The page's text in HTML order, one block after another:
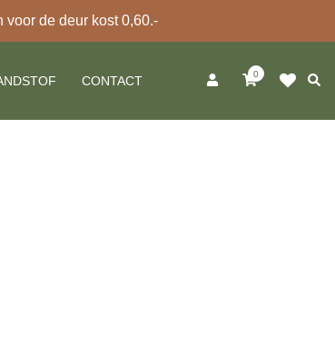
de deur kost 0,60.-
CONTACT 0